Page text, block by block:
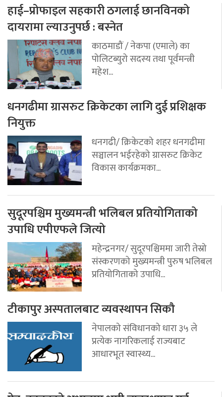
हाई–प्रोफाइल सहकारी ठगलाई छानविनको
दायरामा ल्याउनुपर्छ : बस्नेत
काठमाडौं / नेकपा (एमाले) का
पोलिटब्युरो सदस्य तथा पूर्वमन्त्री
महेश...
धनगढीमा ग्रासरुट क्रिकेटका लागि दुई प्रशिक्षक
नियुक्त
धनगढी/ क्रिकेटको शहर धनगढीमा
सञ्चालन भईरहेको ग्रासरुट क्रिकेट
विकास कार्यक्रमका...
सुदूरपश्चिम मुख्यमन्त्री भलिबल प्रतियोगिताको
उपाधि एपीएफले जित्यो
महेन्द्रनगर/ सुदूरपश्चिममा जारी तेस्रो
संस्करणको मुख्यमन्त्री पुरुष भलिबल
प्रतियोगिताको उपाधि...
टीकापुर अस्पतालबाट व्यवस्थापन सिकौ
नेपालको संविधानको धारा ३५ ले
प्रत्येक नागरिकलाई राज्यबाट
आधारभूत स्वास्थ्य...